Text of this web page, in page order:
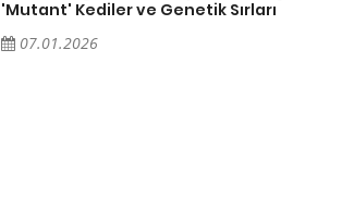
'Mutant' Kediler ve Genetik Sırları
07.01.2026